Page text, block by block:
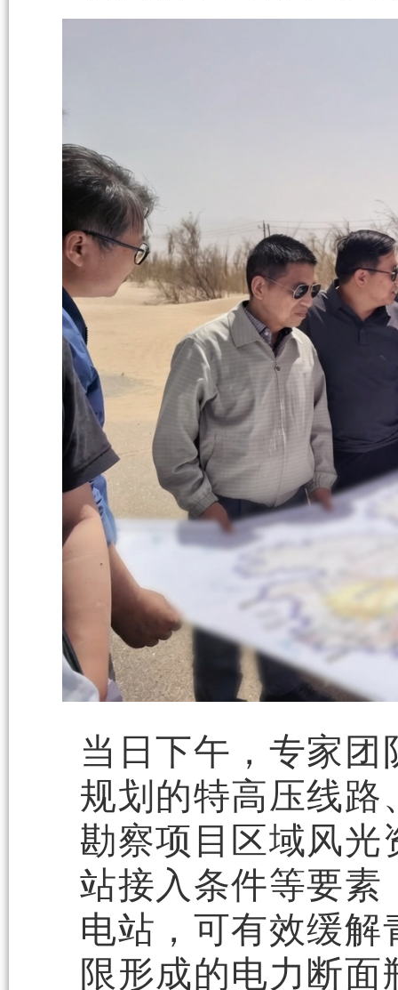
当日下午，专家
规划的特高压线路
勘察项目区域风光
站接入条件等要素
电站，可有效缓
限形成的电力断